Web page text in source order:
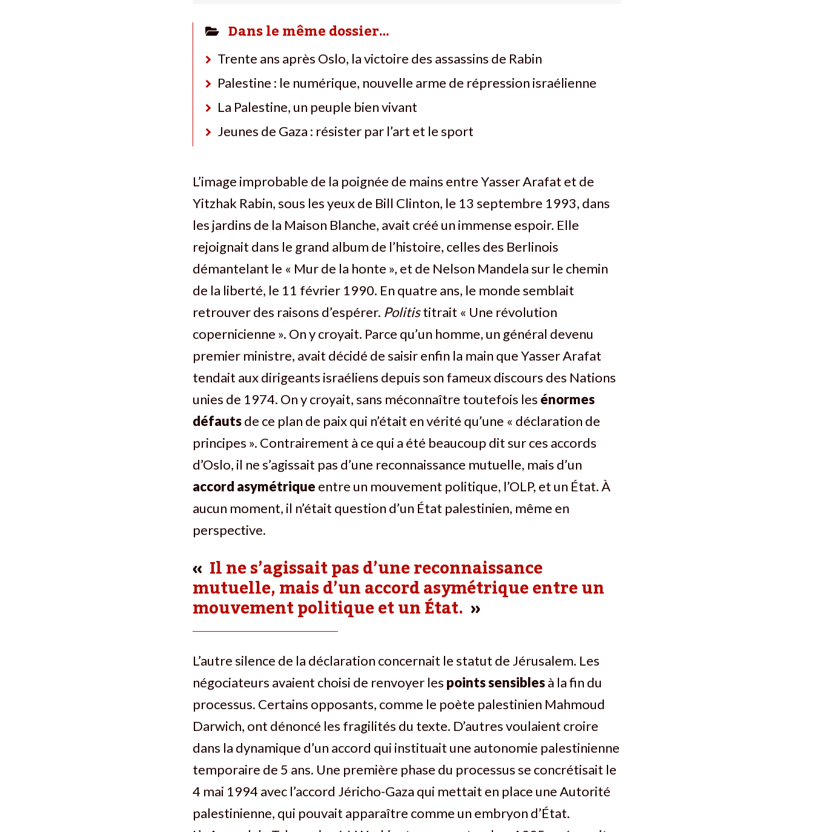
Dans le même dossier…
Trente ans après Oslo, la victoire des assassins de Rabin
Palestine : le numérique, nouvelle arme de répression israélienne
La Palestine, un peuple bien vivant
Jeunes de Gaza : résister par l’art et le sport
L’image improbable de la poignée de mains entre Yasser Arafat et de
Yitzhak Rabin, sous les yeux de Bill Clinton, le 13 septembre 1993, dans
les jardins de la Maison Blanche, avait créé un immense espoir. Elle
rejoignait dans le grand album de l’histoire, celles des Berlinois
démantelant le « Mur de la honte », et de Nelson Mandela sur le chemin
de la liberté, le 11 février 1990. En quatre ans, le monde semblait
retrouver des raisons d’espérer. Politistitrait « Une révolution
copernicienne ». On y croyait. Parce qu’un homme, un général devenu
premier ministre, avait décidé de saisir enfin la main que Yasser Arafat
tendait aux dirigeants israéliens depuis son fameux discours des Nations
unies de 1974. On y croyait, sans méconnaître toutefois les énormes
défautsde ce plan de paix qui n’était en vérité qu’une « déclaration de
principes ». Contrairement à ce qui a été beaucoup dit sur ces accords
d’Oslo, il ne s’agissait pas d’une reconnaissance mutuelle, mais d’un
accord asymétrique entre un mouvement politique, l’OLP, et un État. À
aucun moment, il n’était question d’un État palestinien, même en
perspective.
Il ne s’agissait pas d’une reconnaissance
mutuelle, mais d’un accord asymétrique entre un
mouvement politique et un État.
L’autre silence de la déclaration concernait le statut de Jérusalem. Les
négociateurs avaient choisi de renvoyer les points sensiblesà la fin du
processus. Certains opposants, comme le poète palestinien Mahmoud
Darwich, ont dénoncé les fragilités du texte. D’autres voulaient croire
dans la dynamique d’un accord qui instituait une autonomie palestinienne
temporaire de 5 ans. Une première phase du processus se concrétisait le
4 mai 1994 avec l’accord Jéricho-Gaza qui mettait en place une Autorité
palestinienne, qui pouvait apparaître comme un embryon d’État.